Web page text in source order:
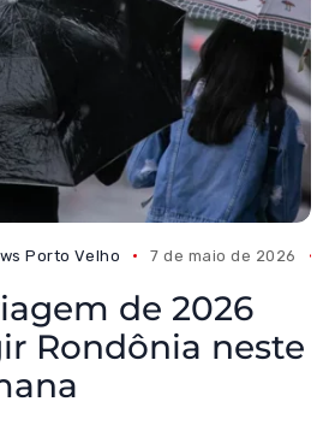
Porto Velho 7 de maio de 2026
de 2026
Rondônia neste